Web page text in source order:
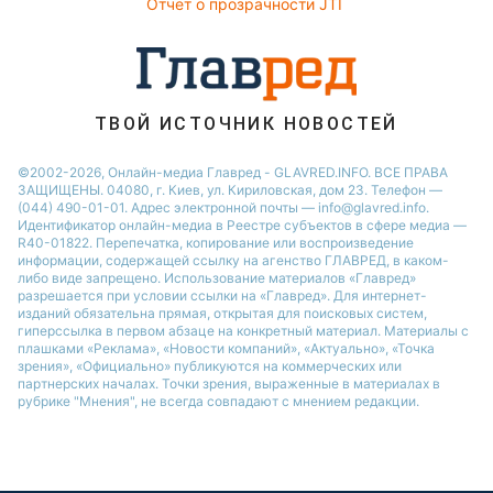
ТВОЙ ИСТОЧНИК НОВОСТЕЙ
©2002-2026, Онлайн-медиа Главред - GLAVRED.INFO. ВСЕ ПРАВА
ЗАЩИЩЕНЫ. 04080, г. Киев, ул. Кириловская, дом 23. Телефон —
(044) 490-01-01. Адрес электронной почты — info@glavred.info.
Идентификатор онлайн-медиа в Реестре cубъектов в сфере медиа —
R40-01822. Перепечатка, копирование или воспроизведение
информации, содержащей ссылку на агенство ГЛАВРЕД, в каком-
либо виде запрещено. Использование материалов «Главред»
разрешается при условии ссылки на «Главред». Для интернет-
изданий обязательна прямая, открытая для поисковых систем,
гиперссылка в первом абзаце на конкретный материал. Материалы с
плашками «Реклама», «Новости компаний», «Актуально», «Точка
зрения», «Официально» публикуются на коммерческих или
партнерских началах. Точки зрения, выраженные в материалах в
рубрике "Мнения", не всегда совпадают с мнением редакции.